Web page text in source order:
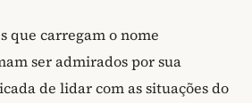
que carregam o nome
ser admirados por sua
de lidar com as situações do